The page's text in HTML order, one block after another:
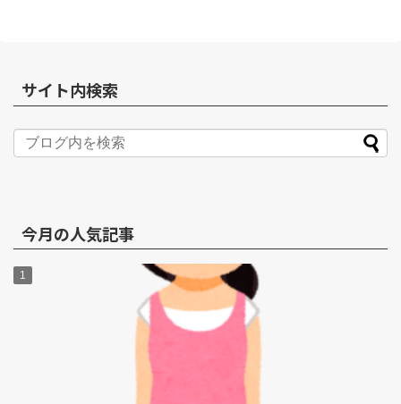
サイト内検索
今月の人気記事